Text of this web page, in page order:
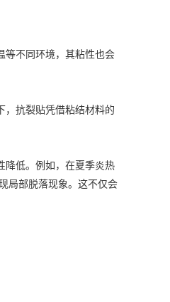
不同环境，其粘性也会
抗裂贴凭借粘结材料的
低。例如，在夏季炎热
局部脱落现象。这不仅会